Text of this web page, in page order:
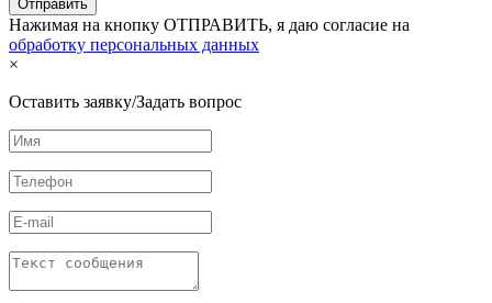
Нажимая на кнопку ОТПРАВИТЬ, я даю согласие на
обработку персональных данных
×
Оставить заявку/Задать вопрос